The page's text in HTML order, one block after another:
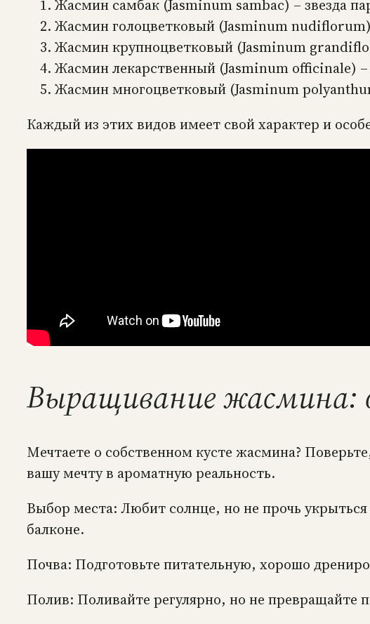
Жасмин самбак (Jasminum sambac) – звезда
Жасмин голоцветковый (Jasminum
Жасмин крупноцветковый (Jasminum
Жасмин лекарственный (Jasminum officinale) –
Жасмин многоцветковый (Jasminum
Каждый из этих видов имеет свой характер и
Выращивание жасмина:
Мечтаете о собственном кусте жасмина?
вашу мечту в ароматную реальность.
Выбор места: Любит солнце, но не прочь
балконе.
Почва: Подготовьте питательную, хорошо
Полив: Поливайте регулярно, но не превращайте